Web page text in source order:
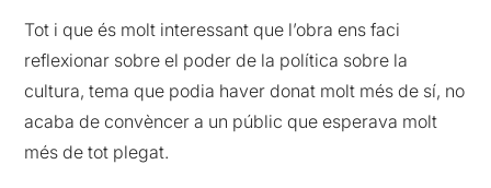
Tot i que és molt interessant que l’obra ens faci
reflexionar sobre el poder de la política sobre la
cultura, tema que podia haver donat molt més de sí, no
acaba de convèncer a un públic que esperava molt
més de tot plegat.